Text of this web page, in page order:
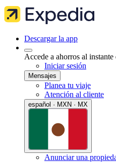
Descargar la app
Accede a ahorros al
Iniciar sesión
Mensajes
Planea tu viaje
Atención al cliente
español · MXN · MX
Anunciar una